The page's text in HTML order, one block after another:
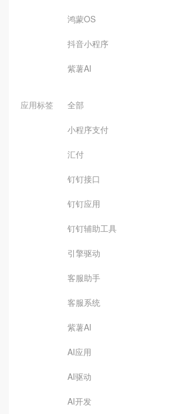
鸿蒙OS
抖音小程序
紫薯AI
应用标签 全部
小程序支付
汇付
钉钉接口
钉钉应用
钉钉辅助工具
引擎驱动
客服助手
客服系统
紫薯AI
AI应用
AI驱动
AI开发